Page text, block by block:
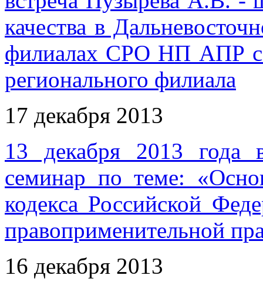
качества в
филиалах СРО НП АПР с
регионального филиала
17 декабря 2013
13 декабря 2013 года
семинар по теме:
кодекса Российской
правоприменительной
16 декабря 2013